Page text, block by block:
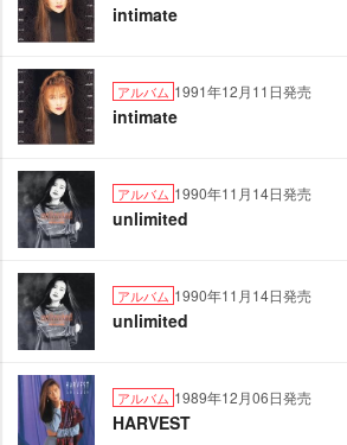
intimate
アルバム 1991年12月11日発売
intimate
アルバム 1990年11月14日発売
unlimited
アルバム 1990年11月14日発売
unlimited
アルバム 1989年12月06日発売
HARVEST